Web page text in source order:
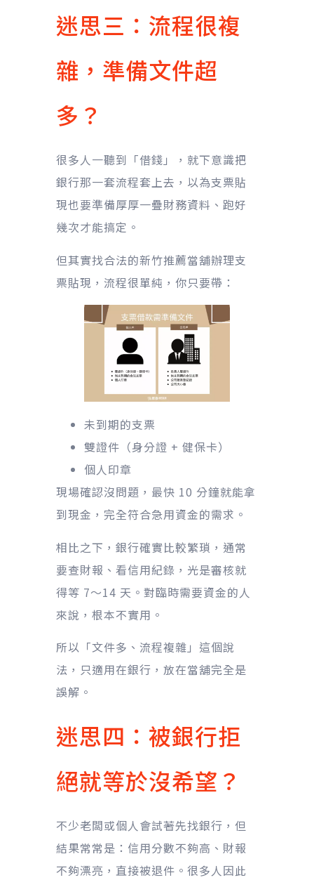
迷思三：流程很複
雜，準備文件超
多？
很多人一聽到「借錢」，就下意識把
銀行那一套流程套上去，以為支票貼
現也要準備厚厚一疊財務資料、跑好
幾次才能搞定。
但其實找合法的新竹推薦當舖辦理支
票貼現，流程很單純，你只要帶：
未到期的支票
雙證件（身分證 + 健保卡）
個人印章
現場確認沒問題，最快 10 分鐘就能拿
到現金，完全符合急用資金的需求。
相比之下，銀行確實比較繁瑣，通常
要查財報、看信用紀錄，光是審核就
得等 7～14 天。對臨時需要資金的人
來說，根本不實用。
所以「文件多、流程複雜」這個說
法，只適用在銀行，放在當舖完全是
誤解。
迷思四：被銀行拒
絕就等於沒希望？
不少老闆或個人會試著先找銀行，但
結果常常是：信用分數不夠高、財報
不夠漂亮，直接被退件。很多人因此